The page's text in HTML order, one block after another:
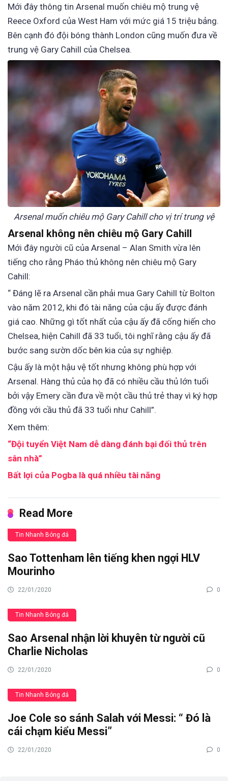
Mới đây thông tin Arsenal muốn chiêu mộ trung vệ
Reece Oxford của West Ham với mức giá 15 triệu bảng.
Bên cạnh đó đội bóng thành London cũng muốn đưa về
trung vệ Gary Cahill của Chelsea.
Arsenal muốn chiêu mộ Gary Cahill cho vị trí trung vệ
Arsenal không nên chiêu mộ Gary Cahill
Mới đây người cũ của Arsenal – Alan Smith vừa lên
tiếng cho rằng Pháo thủ không nên chiêu mộ Gary
Cahill:
“ Đáng lẽ ra Arsenal cần phải mua Gary Cahill từ Bolton
vào năm 2012, khi đó tài năng của cậu ấy được đánh
giá cao. Những gì tốt nhất của cậu ấy đã cống hiến cho
Chelsea, hiện Cahill đã 33 tuổi, tôi nghĩ rằng cậu ấy đã
bước sang sườn dốc bên kia của sự nghiệp.
Cậu ấy là một hậu vệ tốt nhưng không phù hợp với
Arsenal. Hàng thủ của họ đã có nhiều cầu thủ lớn tuổi
bởi vậy Emery cần đưa về một cầu thủ trẻ thay vì ký hợp
đồng với cầu thủ đã 33 tuổi như Cahill”.
Xem thêm:
“Đội tuyển Việt Nam dễ dàng đánh bại đối thủ trên
sân nhà”
Bất lợi của Pogba là quá nhiều tài năng
Read More
Tin Nhanh Bóng đá
Sao Tottenham lên tiếng khen ngợi HLV
Mourinho
22/01/2020 0
Tin Nhanh Bóng đá
Sao Arsenal nhận lời khuyên từ người cũ
Charlie Nicholas
22/01/2020 0
Tin Nhanh Bóng đá
Joe Cole so sánh Salah với Messi: “ Đó là
cái chạm kiểu Messi”
22/01/2020 0